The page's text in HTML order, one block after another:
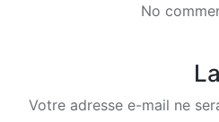
No
Votre adresse e-mail ne